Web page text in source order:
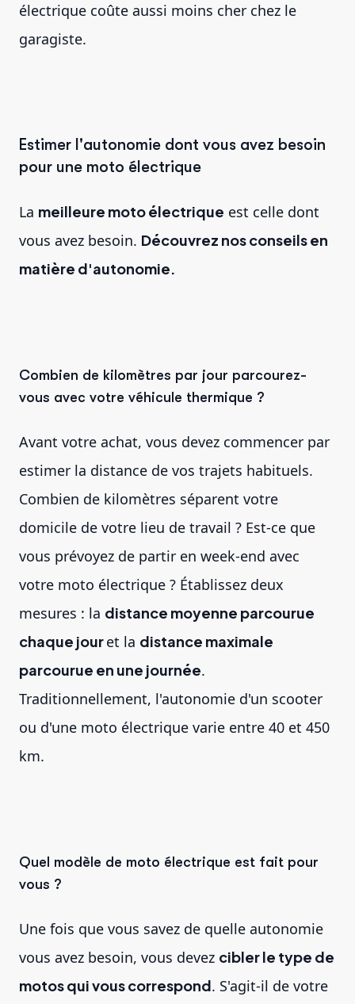
électrique coûte aussi moins cher chez le
garagiste.
Estimer l'autonomie dont vous avez besoin
pour une moto électrique
La meilleure moto électrique est celle dont
vous avez besoin. Découvrez nos conseils en
matière d'autonomie.
Combien de kilomètres par jour parcourez-
vous avec votre véhicule thermique ?
Avant votre achat, vous devez commencer par
estimer la distance de vos trajets habituels.
Combien de kilomètres séparent votre
domicile de votre lieu de travail ? Est-ce que
vous prévoyez de partir en week-end avec
votre moto électrique ? Établissez deux
mesures : la distance moyenne parcourue
chaque jouret la distance maximale
parcourue en une journée.
Traditionnellement, l'autonomie d'un scooter
ou d'une moto électrique varie entre 40 et 450
km.
Quel modèle de moto électrique est fait pour
vous ?
Une fois que vous savez de quelle autonomie
vous avez besoin, vous devez cibler le type de
motos qui vous correspond. S'agit-il de votre